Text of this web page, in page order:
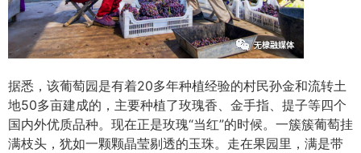
据悉，该葡萄园是有着20多年种植经验的村民孙金和流转土
地50多亩建成的，主要种植了玫瑰香、金手指、提子等四个
国内外优质品种。现在正是玫瑰“当红”的时候。一簇簇葡萄挂
满枝头，犹如一颗颗晶莹剔透的玉珠。走在果园里，满是带